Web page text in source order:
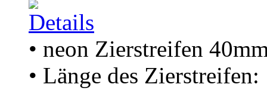
• neon Zierstreifen
• Länge des Zierstreifen: